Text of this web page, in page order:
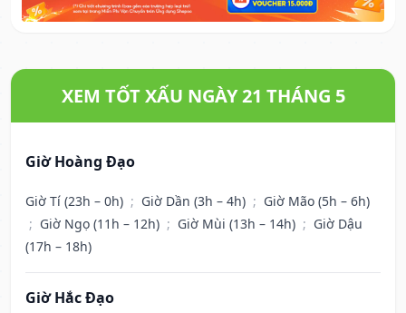
XEM TỐT XẤU NGÀY 21 THÁNG 5
Giờ Hoàng Đạo
Giờ Tí (23h – 0h) ; Giờ Dần (3h – 4h) ; Giờ Mão (5h – 6h)
; Giờ Ngọ (11h – 12h) ; Giờ Mùi (13h – 14h) ; Giờ Dậu
(17h – 18h)
Giờ Hắc Đạo